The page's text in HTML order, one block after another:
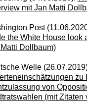
mit Jan Matti
Post
the White House look
Dollbaum)
Welle
von
(mit